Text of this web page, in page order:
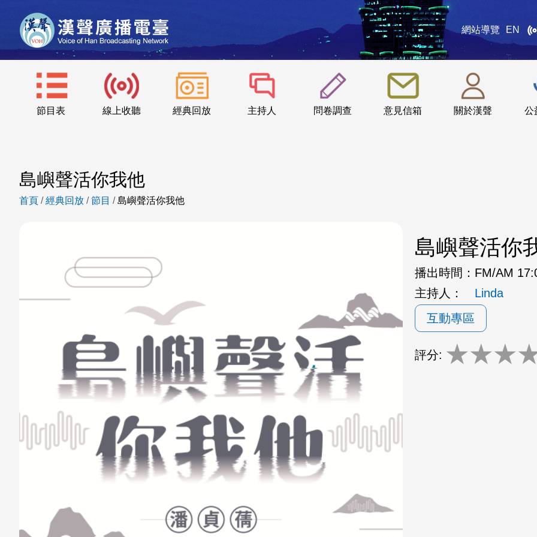
網站導覽 EN
節目表 線上收聽 經典回放 主持人 問卷調查 意見信箱 關於漢聲 公
:::
島嶼聲活你我他
首頁 /經典回放 /節目 /島嶼聲活你我他
島嶼聲活你
播出時間： FM/AM
主持人：
Linda
互動專區
評分: ★★★